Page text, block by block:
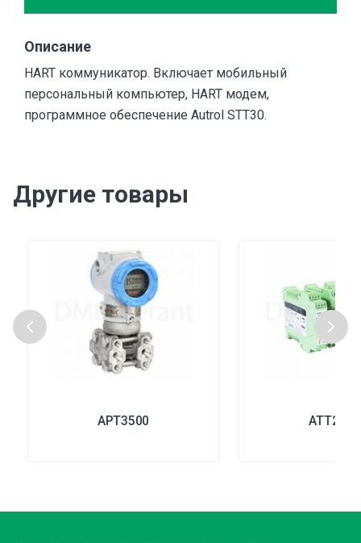
Описание
HART коммуникатор. Включает мобильный
персональный компьютер, HART модем,
программное обеспечение Autrol STT30.
Другие товары
APT3500 ATT2200